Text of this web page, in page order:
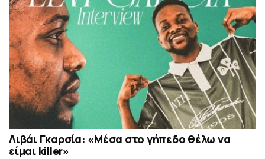
Λιβάι Γκαρσία: «Μέσα στο γήπεδο θέλω να
είμαι killer»